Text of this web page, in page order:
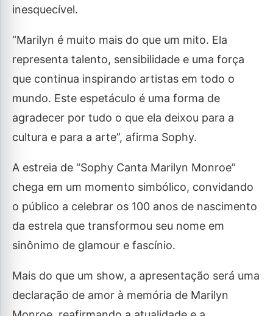
inesquecível.
“Marilyn é muito mais do que um mito. Ela
representa talento, sensibilidade e uma força
que continua inspirando artistas em todo o
mundo. Este espetáculo é uma forma de
agradecer por tudo o que ela deixou para a
cultura e para a arte”, afirma Sophy.
A estreia de “Sophy Canta Marilyn Monroe”
chega em um momento simbólico, convidando
o público a celebrar os 100 anos de nascimento
da estrela que transformou seu nome em
sinônimo de glamour e fascínio.
Mais do que um show, a apresentação será uma
declaração de amor à memória de Marilyn